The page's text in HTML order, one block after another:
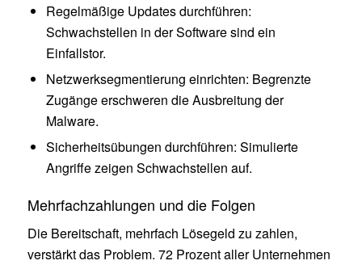
Regelmäßige Updates durchführen:
Schwachstellen in der Software sind ein
Einfallstor.
Netzwerksegmentierung einrichten: Begrenzte
Zugänge erschweren die Ausbreitung der
Malware.
Sicherheitsübungen durchführen: Simulierte
Angriffe zeigen Schwachstellen auf.
Mehrfachzahlungen und die Folgen
Die Bereitschaft, mehrfach Lösegeld zu zahlen,
verstärkt das Problem. 72 Prozent aller Unternehmen